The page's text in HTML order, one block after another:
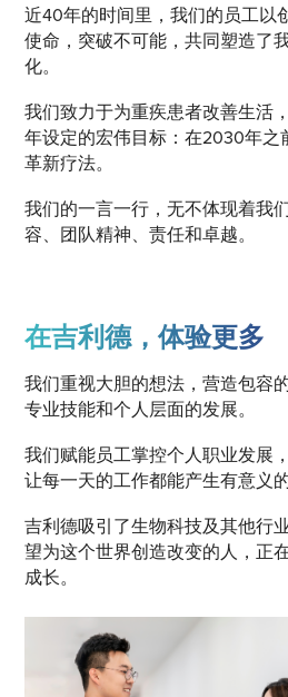
近40年的时间里，我们的员工以
使命，突破不可能，共同塑造了
化。
我们致力于为重疾患者改善生活
年设定的宏伟目标：在2030年之
革新疗法。
我们的一言一行，无不体现着我
容、团队精神、责任和卓越。
在吉利德，体验更多
我们重视大胆的想法，营造包容
专业技能和个人层面的发展。
我们赋能员工掌控个人职业发展
让每一天的工作都能产生有意义的
吉利德吸引了生物科技及其他行
望为这个世界创造改变的人，正
成长。